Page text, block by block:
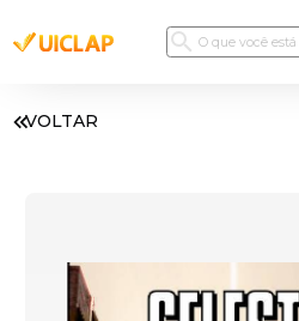
VOLTAR